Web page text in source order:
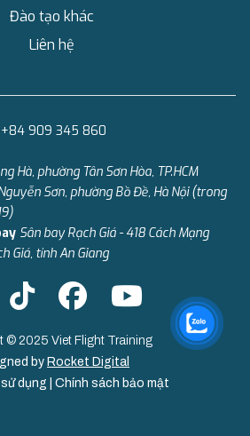
Đào tạo khác
Liên hệ
909 345 860
Hà, phường Tân Sơn Hòa, TP.HCM
Nguyễn Sơn, phường Bồ Đề, Hà Nội (trong
Sân bay Rạch Giá - 418 Cách Mạng
Giá, tỉnh An Giang
© 2025 Viet Flight Training
by Rocket Digital
dụng
Chính sách bảo mật